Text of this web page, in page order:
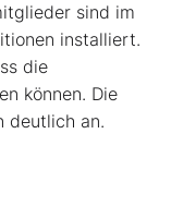
sind im
installiert.
die
können. Die
deutlich an.